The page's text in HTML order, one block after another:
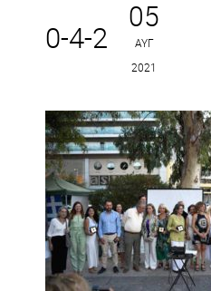
05
ΑΥΓ
2021
0-4-2